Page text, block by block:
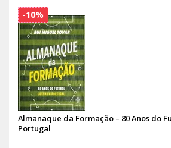
Almanaque da Formação – 80 Anos do
Portugal
-10%